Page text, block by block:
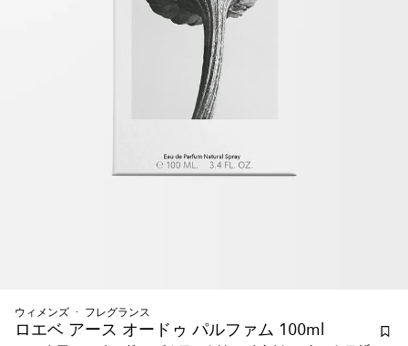
ウィメンズ フレグランス
ロエベ アース オードゥ パルファム 100ml